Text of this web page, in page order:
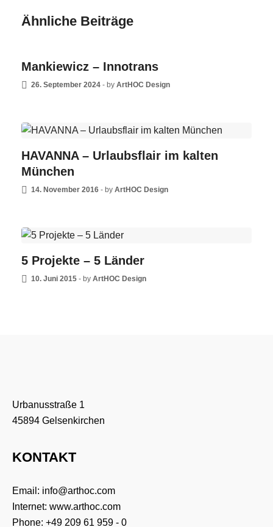
Ähnliche Beiträge
NEWS
Mankiewicz – Innotrans
26. September 2024 - by ArtHOC Design
HAVANNA – Urlaubsflair im kalten
München
14. November 2016 - by ArtHOC Design
5 Projekte – 5 Länder
10. Juni 2015 - by ArtHOC Design
Urbanusstraße 1
45894 Gelsenkirchen
KONTAKT
Email: info@arthoc.com
Internet: www.arthoc.com
Phone: +49 209 61 959 - 0